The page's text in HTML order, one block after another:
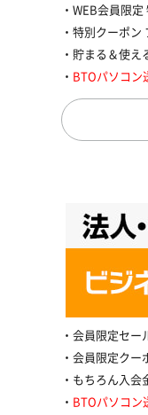
WEB会員限定
特別クーポン
貯まる＆使え
BTOパソコン
会員限定セー
会員限定クー
もちろん入会
BTOパソコン